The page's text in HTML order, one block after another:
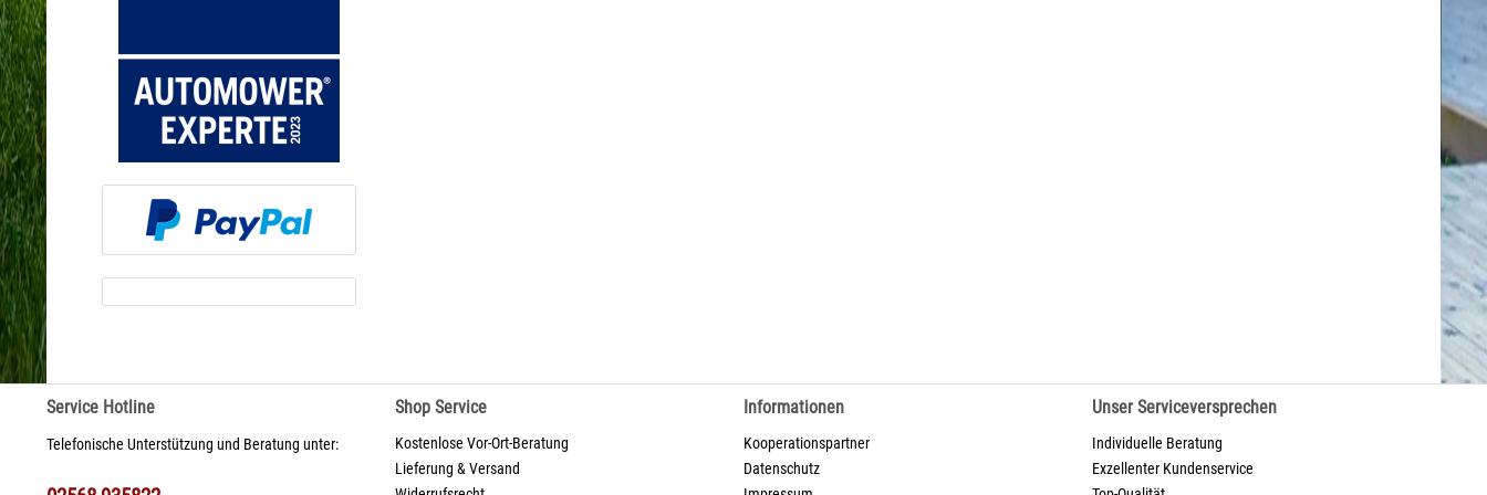
Service Hotline
Telefonische Unterstützung und Beratung unter:
Shop Service
Kostenlose Vor-Ort-Beratung
Lieferung & Versand
Informationen
Kooperationspartner
Datenschutz
Unser Serviceversprechen
Individuelle Beratung
Exzellenter Kundenservice